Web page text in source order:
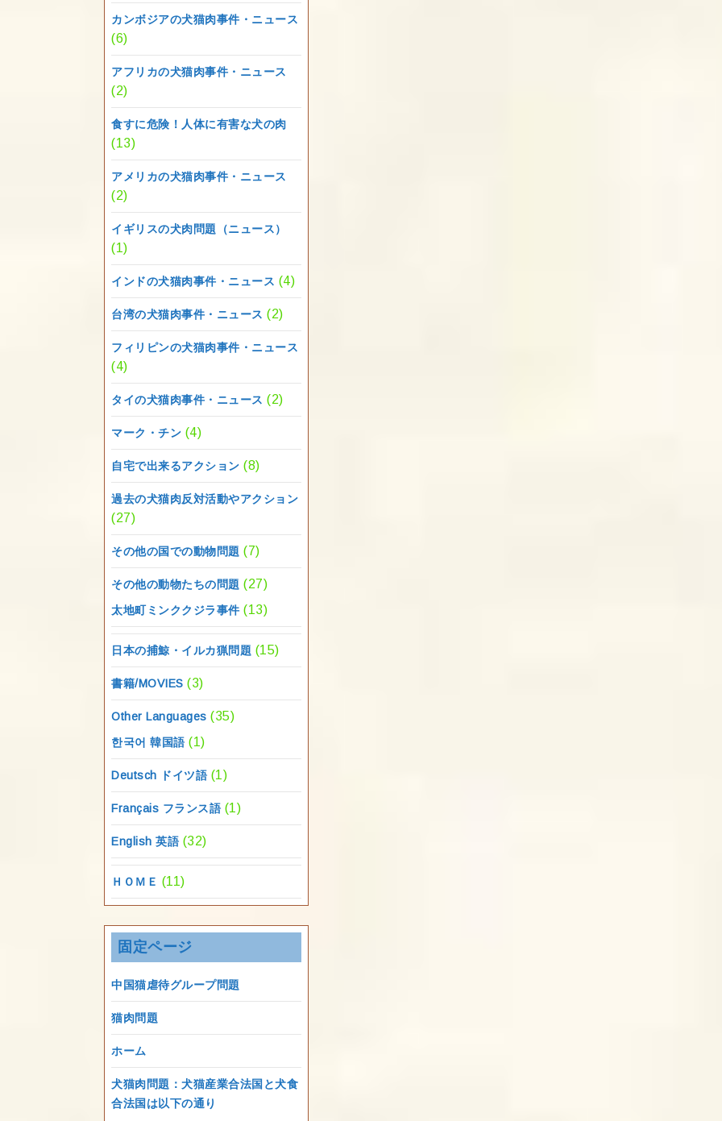
カンボジアの犬猫肉事件・ニュース
(6)
アフリカの犬猫肉事件・ニュース
(2)
食すに危険！人体に有害な犬の肉
(13)
アメリカの犬猫肉事件・ニュース
(2)
イギリスの犬肉問題（ニュース）
(1)
インドの犬猫肉事件・ニュース (4)
台湾の犬猫肉事件・ニュース (2)
フィリピンの犬猫肉事件・ニュース
(4)
タイの犬猫肉事件・ニュース (2)
マーク・チン (4)
自宅で出来るアクション (8)
過去の犬猫肉反対活動やアクション
(27)
その他の国での動物問題 (7)
その他の動物たちの問題 (27)
太地町ミンククジラ事件 (13)
日本の捕鯨・イルカ猟問題 (15)
書籍/MOVIES (3)
Other Languages (35)
한국어 韓国語 (1)
Deutsch ドイツ語 (1)
Français フランス語 (1)
English 英語 (32)
ＨＯＭＥ (11)
固定ページ
中国猫虐待グループ問題
猫肉問題
ホーム
犬猫肉問題：犬猫産業合法国と犬食
合法国は以下の通り